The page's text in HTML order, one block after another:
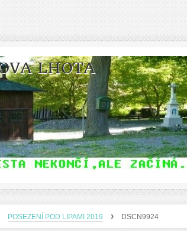
LHOTA
POSEZENÍ POD LIPAMI 2019 › DSCN9924